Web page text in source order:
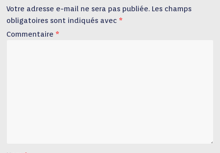
Votre adresse e-mail ne sera pas publiée. Les champs
obligatoires sont indiqués avec *
Commentaire *